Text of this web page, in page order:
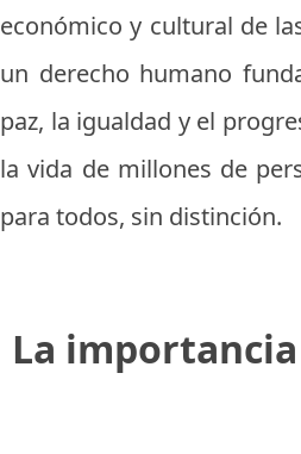
económico y cultural de
un derecho humano
paz, la igualdad y el
la vida de millones de
para todos, sin distinción.
La